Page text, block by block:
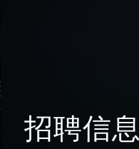
招聘信息